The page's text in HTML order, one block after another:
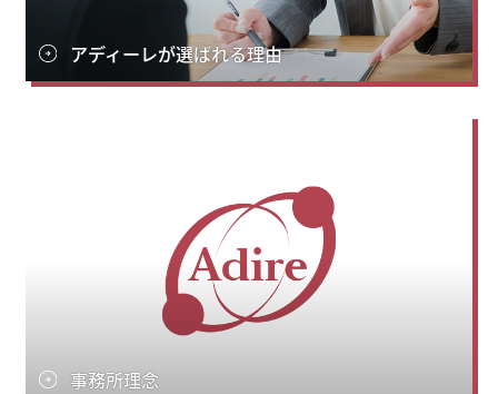
アディーレが選ばれる理由
事務所理念